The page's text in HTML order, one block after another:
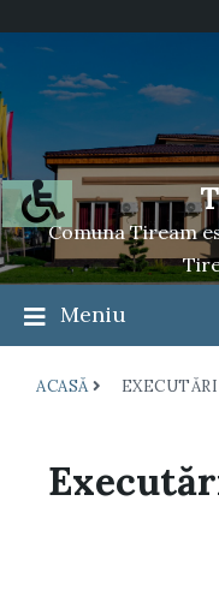
Comuna Tiream
Meniu
ACASĂ